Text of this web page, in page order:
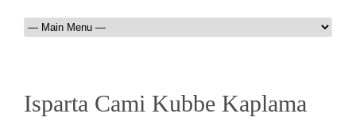
Isparta Cami Kubbe Kaplama